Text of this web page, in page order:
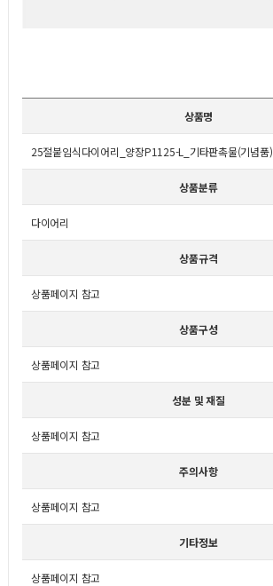
상품명
25절붙임식다이어리_양장P1125-L_기타판촉물(기념품)
상품분류
다이어리
상품규격
상품페이지 참고
상품구성
상품페이지 참고
성분 및 재질
상품페이지 참고
주의사항
상품페이지 참고
기타정보
상품페이지 참고